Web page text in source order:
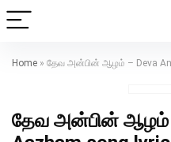
Home » தேவ அன்பின் ஆழம் – Deva
தேவ அன்பின் ஆழம்